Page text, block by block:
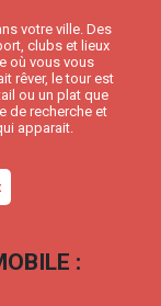
votre ville. Des
clubs et lieux
où vous vous
rêver, le tour est
ou un plat que
de recherche et
apparait.
: